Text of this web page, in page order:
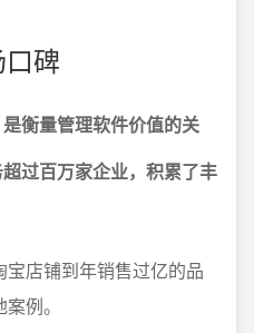
碑
衡量管理软件价值的关
过百万家企业，积累了丰
店铺到年销售过亿的品
例。